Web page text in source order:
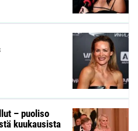
– puoliso
kuukausista